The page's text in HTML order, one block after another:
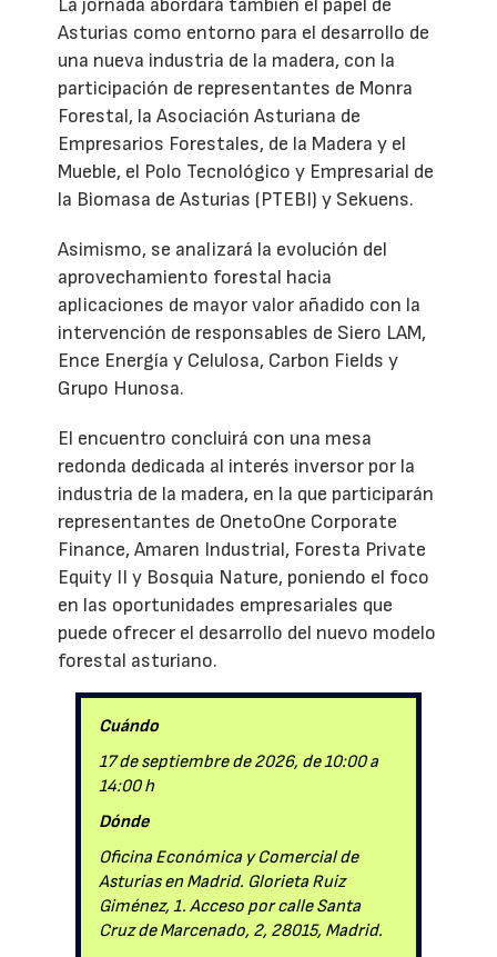
La jornada abordará también el papel de
Asturias como entorno para el desarrollo de
una nueva industria de la madera, con la
participación de representantes de Monra
Forestal, la Asociación Asturiana de
Empresarios Forestales, de la Madera y el
Mueble, el Polo Tecnológico y Empresarial de
la Biomasa de Asturias (PTEBI) y Sekuens.
Asimismo, se analizará la evolución del
aprovechamiento forestal hacia
aplicaciones de mayor valor añadido con la
intervención de responsables de Siero LAM,
Ence Energía y Celulosa, Carbon Fields y
Grupo Hunosa.
El encuentro concluirá con una mesa
redonda dedicada al interés inversor por la
industria de la madera, en la que participarán
representantes de OnetoOne Corporate
Finance, Amaren Industrial, Foresta Private
Equity II y Bosquia Nature, poniendo el foco
en las oportunidades empresariales que
puede ofrecer el desarrollo del nuevo modelo
forestal asturiano.
Cuándo
17 de septiembre de 2026, de 10:00 a
14:00 h
Dónde
Oficina Económica y Comercial de
Asturias en Madrid. Glorieta Ruiz
Giménez, 1. Acceso por calle Santa
Cruz de Marcenado, 2, 28015, Madrid.